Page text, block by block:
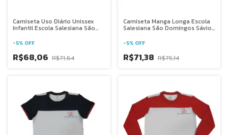
Camiseta Uso Diário Unissex
Infantil Escola Salesiana São
-5% OFF
R$68,06 R$71,64
Camiseta Manga Longa Escola
Salesiana São Domingos Sávio
-5% OFF
R$71,38 R$75,14